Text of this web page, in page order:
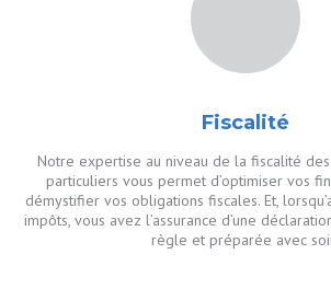
Fiscalité
Notre expertise au niveau de la fiscalité
particuliers vous permet d’optimiser vos
démystifier vos obligations fiscales. Et,
impôts, vous avez l’assurance d’une
règle et préparée avec